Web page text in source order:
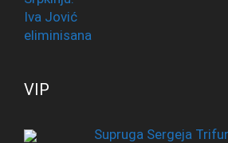
VIP
Supruga Sergeja